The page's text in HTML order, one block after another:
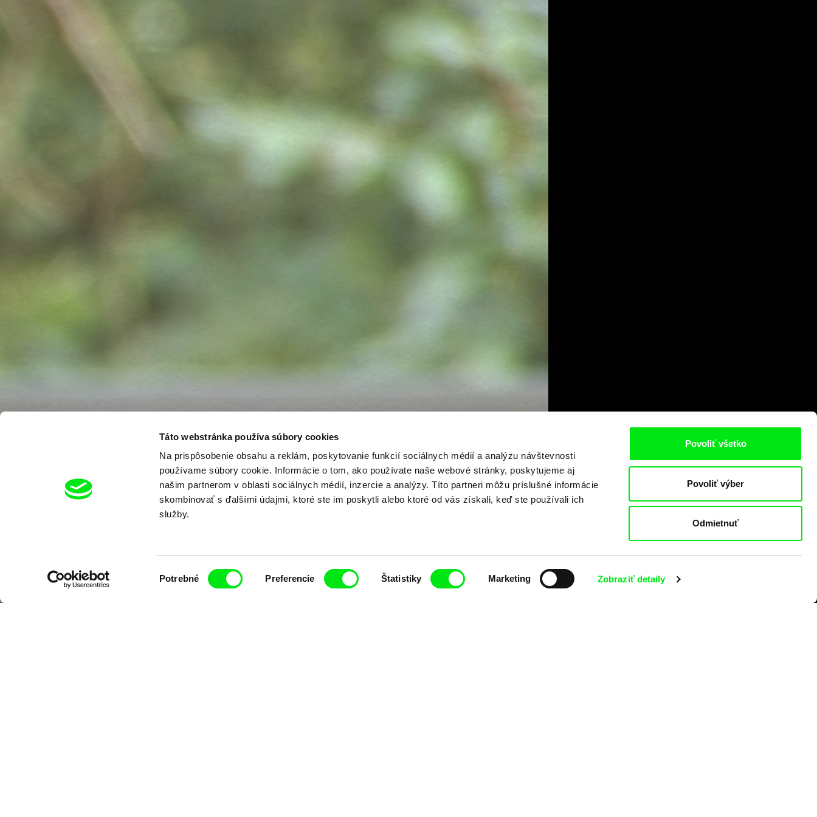
Táto webstránka používa súbory cookies
Na prispôsobenie obsahu a reklám, poskytovanie funkcií sociálnych médií a analýzu návštevnosti
používame súbory cookie. Informácie o tom, ako používate naše webové stránky, poskytujeme aj
našim partnerom v oblasti sociálnych médií, inzercie a analýzy. Títo partneri môžu príslušné informácie
skombinovať s ďalšími údajmi, ktoré ste im poskytli alebo ktoré od vás získali, keď ste používali ich
služby.
Potrebné Preferencie Štatistiky Marketing Zobraziť detaily
Povoliť všetko
Povoliť výber
Odmietnuť